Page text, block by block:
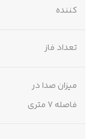
کننده
تعداد فاز
میزان صدا در
فاصله 7 متری